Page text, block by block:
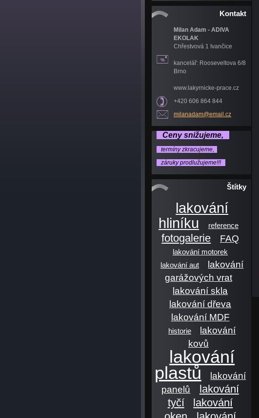
Kontakt
Milan Adam - ADIVA
EKOLAK
Chřestvová 1 Ivančice
kancelář: Rooseveltova 6/8
Brno
www.lakyrnicke-prace.cz
+420 606 864 844
milanadam@email.cz
Ceny snižujeme,
termíny zkracujeme,
záruky prodlužujeme!!!
Štítky
lakování
hliníku
reference
fotogalerie FAQ
lakování motorek
lakování aut
lakování
garážových vrat
lakování skla
lakování dřeva
lakování MDF
historie
lakování
kovů
lakování
plastů
lakování
panelů
lakování
tyčí
lakování